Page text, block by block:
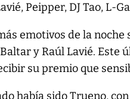
Peipper, DJ Tao, L-
emotivos de la
y Raúl Lavié. Este
su premio que
había sido Trueno,